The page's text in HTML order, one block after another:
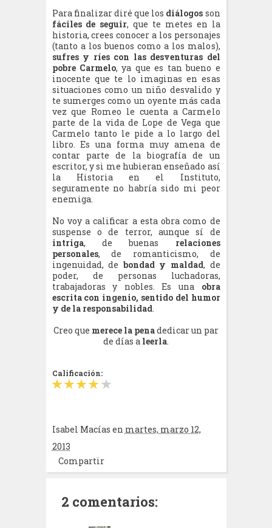
Para finalizar diré que los diálogos son
fáciles de seguir, que te metes en la
historia, crees conocer a los personajes
(tanto a los buenos como a los malos),
sufres y ríes con las desventuras del
pobre Carmelo, ya que es tan bueno e
inocente que te lo imaginas en esas
situaciones como un niño desvalido y
te sumerges como un oyente más cada
vez que Romeo le cuenta a Carmelo
parte de la vida de Lope de Vega que
Carmelo tanto le pide a lo largo del
libro. Es una forma muy amena de
contar parte de la biografía de un
escritor, y si me hubieran enseñado así
la Historia en el Instituto,
seguramente no habría sido mi peor
enemiga.
No voy a calificar a esta obra como de
suspense o de terror, aunque sí de
intriga, de buenas relaciones
personales, de romanticismo, de
ingenuidad, de bondad y maldad, de
poder, de personas luchadoras,
trabajadoras y nobles. Es una obra
escrita con ingenio, sentido del humor
y de la responsabilidad.
Creo que merece la penadedicar un par
de días a leerla.
Calificación:
Isabel Macías en martes, marzo 12,
2013
Compartir
2 comentarios: